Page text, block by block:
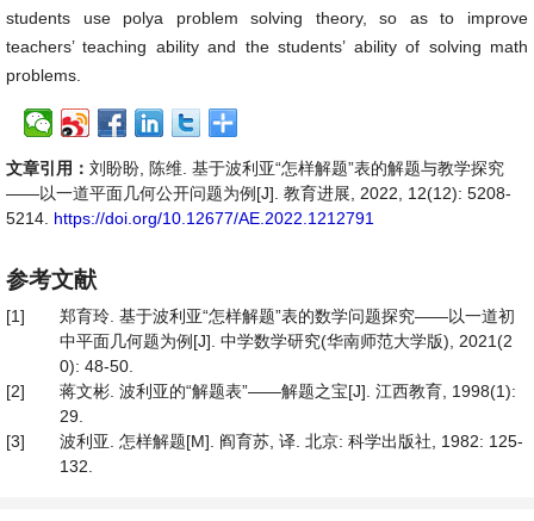
students use polya problem solving theory, so as to improve
teachers’ teaching ability and the students’ ability of solving math
problems.
文章引用： 刘盼盼, 陈维. 基于波利亚“怎样解题”表的解题与教学探究
——以一道平面几何公开问题为例[J]. 教育进展, 2022, 12(12): 5208-
5214. https://doi.org/10.12677/AE.2022.1212791
参考文献
[1]
郑育玲. 基于波利亚“怎样解题”表的数学问题探究——以一道初
中平面几何题为例[J]. 中学数学研究(华南师范大学版), 2021(2
0): 48-50.
[2]
蒋文彬. 波利亚的“解题表”——解题之宝[J]. 江西教育, 1998(1):
29.
[3]
波利亚. 怎样解题[M]. 阎育苏, 译. 北京: 科学出版社, 1982: 125-
132.